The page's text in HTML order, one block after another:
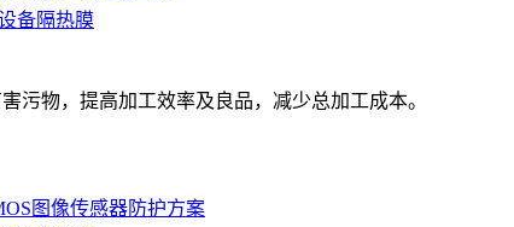
备隔热膜
污物，提高加工效率及良品，减少总加工成本。
图像传感器防护方案